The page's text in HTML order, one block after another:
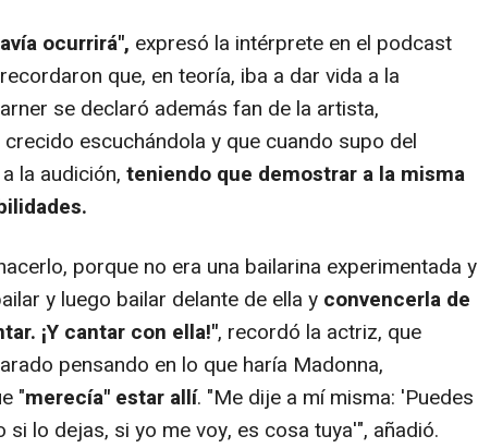
ocurrirá", expresó la intérprete en el podcast
que, en teoría, iba a dar vida a la
se declaró además fan de la artista,
escuchándola y que cuando supo del
la audición, teniendo que demostrar a la misma
porque no era una bailarina experimentada y
y luego bailar delante de ella y convencerla de
¡Y cantar con ella!", recordó la actriz, que
pensando en lo que haría Madonna,
"merecía" estar allí. "Me dije a mí misma: 'Puedes
lo dejas, si yo me voy, es cosa tuya'", añadió.